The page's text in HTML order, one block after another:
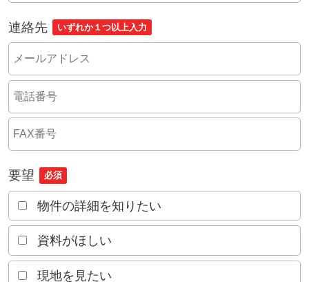
連絡先 いずれか１つ以上入力
要望 必須
物件の詳細を知りたい
資料がほしい
現地を見たい